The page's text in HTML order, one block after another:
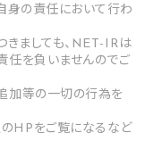
身の責任において行わ
きましても、NET-IRは
任を負いませんのでご
加等の一切の行為を
HPをご覧になるなど